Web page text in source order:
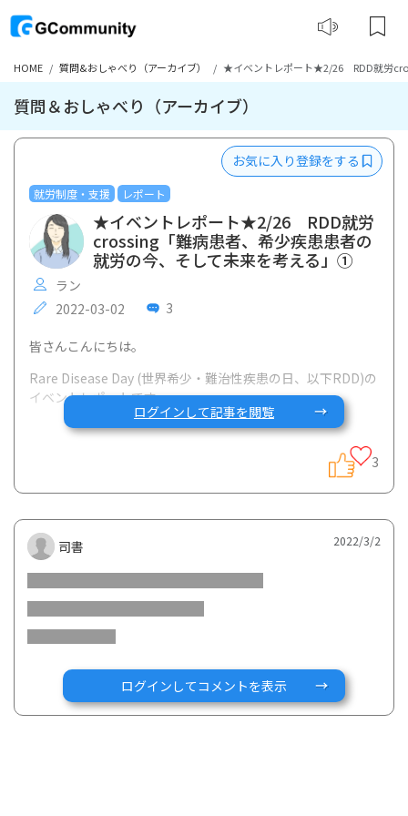
HOME 質問&おしゃべり（アーカイブ） ★イベントレポート★2/26 RDD就労
質問＆おしゃべり（アーカイブ）
就労制度・支援 レポート
お気に入り登録をする
★イベントレポート★2/26 RDD就労
crossing「難病患者、希少疾患患者の
就労の今、そして未来を考える」①
ラン
2022-03-02
3
皆さんこんにちは。
Rare Disease Day (世界希少・難治性疾患の日、以下RDD)の
イベントレポートです。
RDDは、より良い診断や治療による希少・難治性疾患の患者
さんの生活の質の向上を目指して、スウェーデンで2008年か
ら始まった活動です。
日本でもRDDの趣旨に賛同し、2010年から毎年2月最終日に
各地で開催しています。
就労支援ネットワークONEと株式会社ジーケアが主催する
「RDD就労crossing」(https://25nsv.hp.peraichi.com/)の
ログインして記事を閲覧
3
司書 2022/3/2
ログインしてコメントを表示